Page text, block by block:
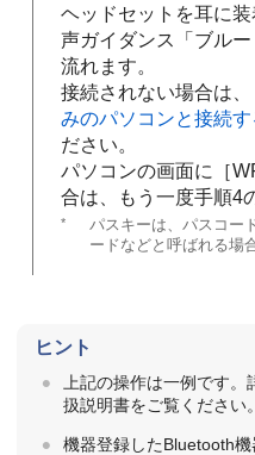
ヘッドセットを耳に
声ガイダンス
「ブル
流れます。
接続されない場合は、
みのパソコンと接続す
ださい。
パソコンの画面に［
合は、もう一度手順4
*
パスキーは、パスコー
ードなどと呼ばれる場
ヒント
上記の操作は一例です
扱説明書をご覧ください。
機器登録したBluetooth機